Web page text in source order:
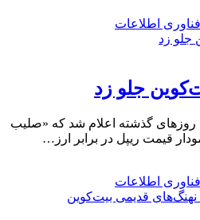
اطلاعات
جلو زد
روزهای گذشته اعلام شد که «صلیب
قیمت ریپل در برابر ارز…
اطلاعات